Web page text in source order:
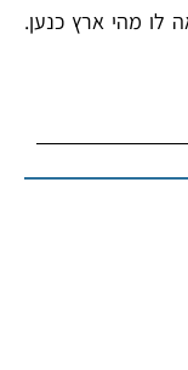
לו מהי ארץ כנען.